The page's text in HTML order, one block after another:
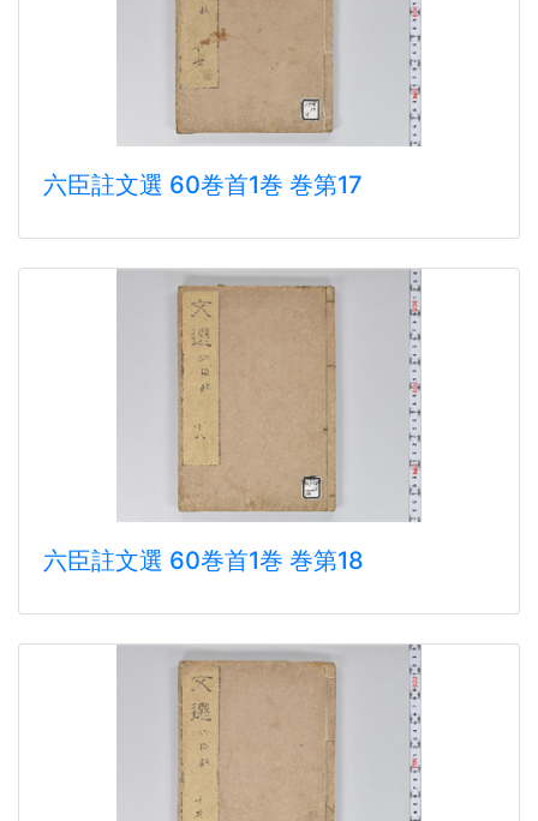
六臣註文選 60巻首1巻 巻第17
六臣註文選 60巻首1巻 巻第18